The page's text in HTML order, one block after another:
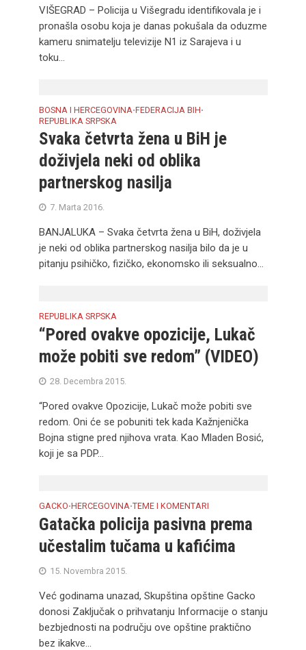
VIŠEGRAD – Policija u Višegradu identifikovala je i
pronašla osobu koja je danas pokušala da oduzme
kameru snimatelju televizije N1 iz Sarajeva i u
toku...
BOSNA I HERCEGOVINA•FEDERACIJA BIH•
REPUBLIKA SRPSKA
Svaka četvrta žena u BiH je
doživjela neki od oblika
partnerskog nasilja
7. Marta 2016.
BANJALUKA – Svaka četvrta žena u BiH, doživjela
je neki od oblika partnerskog nasilja bilo da je u
pitanju psihičko, fizičko, ekonomsko ili seksualno...
REPUBLIKA SRPSKA
“Pored ovakve opozicije, Lukač
može pobiti sve redom” (VIDEO)
28. Decembra 2015.
“Pored ovakve Opozicije, Lukač može pobiti sve
redom. Oni će se pobuniti tek kada Kažnjenička
Bojna stigne pred njihova vrata. Kao Mladen Bosić,
koji je sa PDP...
GACKO•HERCEGOVINA•TEME I KOMENTARI
Gatačka policija pasivna prema
učestalim tučama u kafićima
15. Novembra 2015.
Već godinama unazad, Skupština opštine Gacko
donosi Zaključak o prihvatanju Informacije o stanju
bezbjednosti na području ove opštine praktično
bez ikakve...